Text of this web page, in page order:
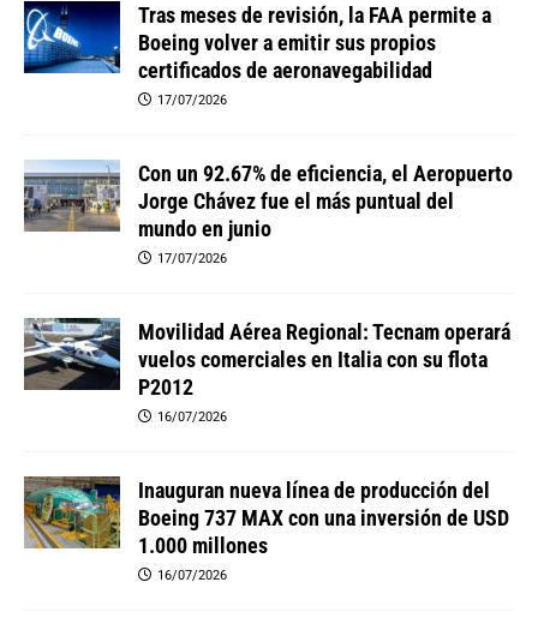
Tras meses de revisión, la FAA permite a
Boeing volver a emitir sus propios
certificados de aeronavegabilidad
17/07/2026
Con un 92.67% de eficiencia, el Aeropuerto
Jorge Chávez fue el más puntual del
mundo en junio
17/07/2026
Movilidad Aérea Regional: Tecnam operará
vuelos comerciales en Italia con su flota
P2012
16/07/2026
Inauguran nueva línea de producción del
Boeing 737 MAX con una inversión de USD
1.000 millones
16/07/2026